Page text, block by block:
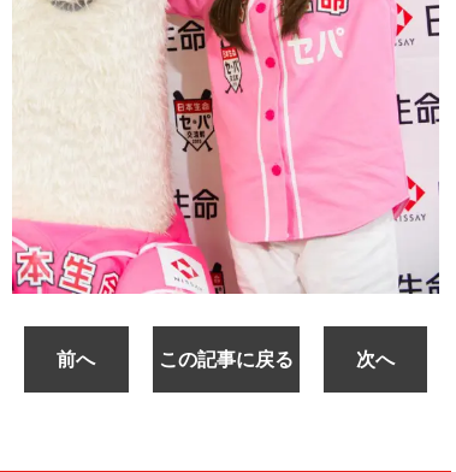
前へ この記事に戻る 次へ